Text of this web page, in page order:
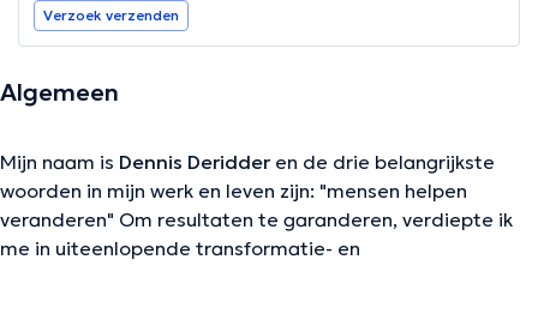
Verzoek verzenden
Algemeen
Mijn naam is Dennis Deridder en de drie belangrijkste
woorden in mijn werk en leven zijn: "mensen helpen
veranderen" Om resultaten te garanderen, verdiepte ik
me in uiteenlopende transformatie- en